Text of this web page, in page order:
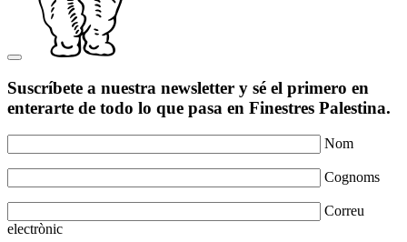
Suscríbete a nuestra newsletter y sé el primero en
enterarte de todo lo que pasa en Finestres Palestina.
Nom
Cognoms
Correu
electrònic